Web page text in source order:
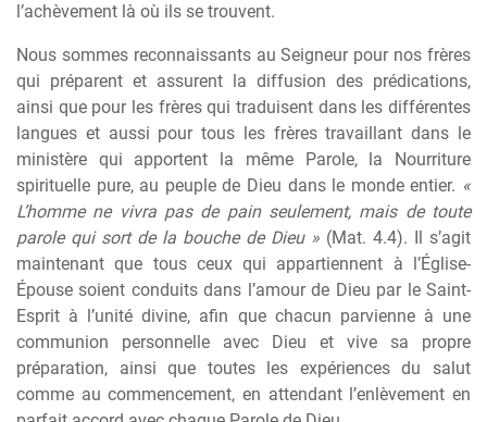
l’achèvement là où ils se trouvent.
Nous sommes reconnaissants au Seigneur pour nos frères
qui préparent et assurent la diffusion des prédications,
ainsi que pour les frères qui traduisent dans les différentes
langues et aussi pour tous les frères travaillant dans le
ministère qui apportent la même Parole, la Nourriture
spirituelle pure, au peuple de Dieu dans le monde entier. «
L’homme ne vivra pas de pain seulement, mais de toute
parole qui sort de la bouche de Dieu » (Mat. 4.4). Il s’agit
maintenant que tous ceux qui appartiennent à l’Église-
Épouse soient conduits dans l’amour de Dieu par le Saint-
Esprit à l’unité divine, afin que chacun parvienne à une
communion personnelle avec Dieu et vive sa propre
préparation, ainsi que toutes les expériences du salut
comme au commencement, en attendant l’enlèvement en